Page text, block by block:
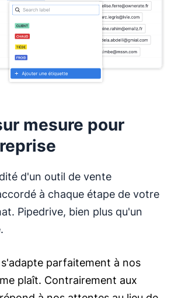
mesure pour
d'un outil de vente
à chaque étape de votre
Pipedrive, bien plus qu'un
parfaitement à nos
plaît. Contrairement aux